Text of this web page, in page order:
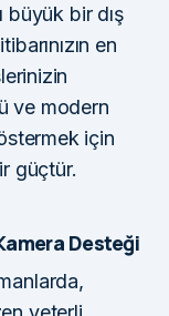
büyük bir dış
en
ve modern
için
güçtür.
Desteği